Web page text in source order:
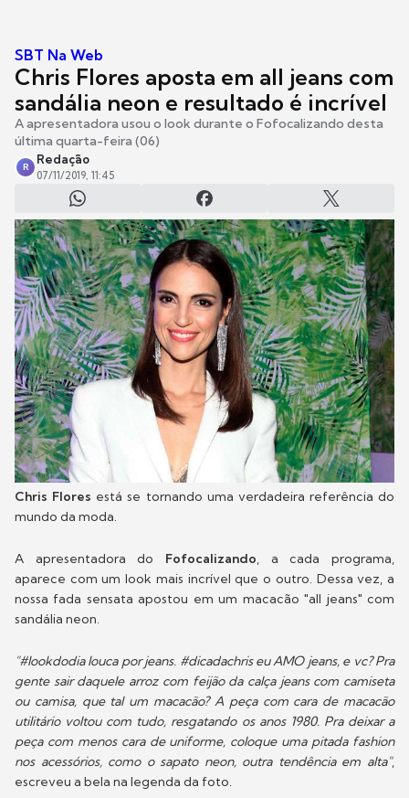
SBT Na Web
Chris Flores aposta em all jeans com
sandália neon e resultado é incrível
A apresentadora usou o look durante o Fofocalizando desta
última quarta-feira (06)
R
Redação
07/11/2019, 11:45
Chris Flores está se tornando uma verdadeira referência do
mundo da moda.
A apresentadora do Fofocalizando, a cada programa,
aparece com um look mais incrível que o outro. Dessa vez, a
nossa fada sensata apostou em um macacão "all jeans" com
sandália neon.
"#lookdodia louca por jeans. #dicadachris eu AMO jeans, e vc? Pra
gente sair daquele arroz com feijão da calça jeans com camiseta
ou camisa, que tal um macacão? A peça com cara de macacão
utilitário voltou com tudo, resgatando os anos 1980. Pra deixar a
peça com menos cara de uniforme, coloque uma pitada fashion
nos acessórios, como o sapato neon, outra tendência em alta",
escreveu a bela na legenda da foto.